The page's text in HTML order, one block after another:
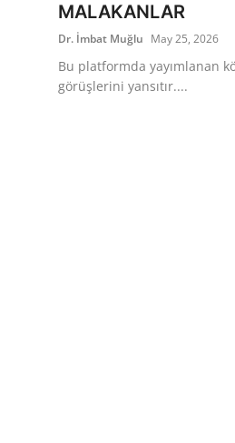
MALAKANLAR
Dr. İmbat Muğlu May 25, 2026
Bu platformda yayımlanan
görüşlerini yansıtır....